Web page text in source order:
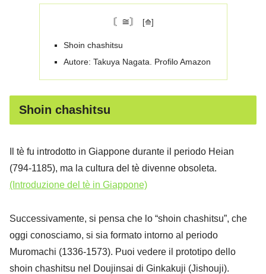
〘≅〙
Shoin chashitsu
Autore: Takuya Nagata. Profilo Amazon
Shoin chashitsu
Il tè fu introdotto in Giappone durante il periodo Heian
(794-1185), ma la cultura del tè divenne obsoleta.
(Introduzione del tè in Giappone)
Successivamente, si pensa che lo “shoin chashitsu”, che
oggi conosciamo, si sia formato intorno al periodo
Muromachi (1336-1573). Puoi vedere il prototipo dello
shoin chashitsu nel Doujinsai di Ginkakuji (Jishouji).